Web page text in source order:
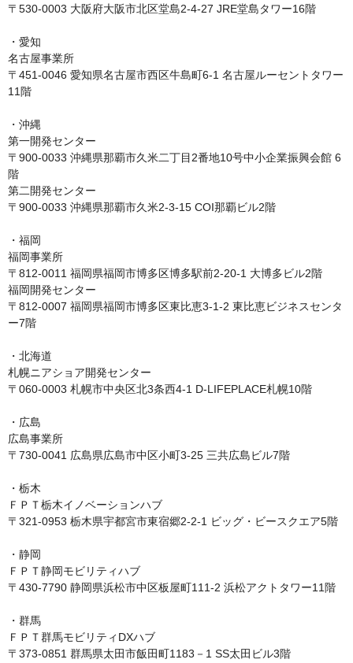
〒530-0003 大阪府大阪市北区堂島2-4-27 JRE堂島タワー16階
・愛知
名古屋事業所
〒451-0046 愛知県名古屋市西区牛島町6-1 名古屋ルーセントタワー
11階
・沖縄
第一開発センター
〒900-0033 沖縄県那覇市久米二丁目2番地10号中小企業振興会館 6
階
第二開発センター
〒900-0033 沖縄県那覇市久米2-3-15 COI那覇ビル2階
・福岡
福岡事業所
〒812-0011 福岡県福岡市博多区博多駅前2-20-1 大博多ビル2階
福岡開発センター
〒812-0007 福岡県福岡市博多区東比恵3-1-2 東比恵ビジネスセンタ
ー7階
・北海道
札幌ニアショア開発センター
〒060-0003 札幌市中央区北3条西4-1 D-LIFEPLACE札幌10階
・広島
広島事業所
〒730-0041 広島県広島市中区小町3-25 三共広島ビル7階
・栃木
ＦＰＴ栃木イノベーションハブ
〒321-0953 栃木県宇都宮市東宿郷2-2-1 ビッグ・ビースクエア5階
・静岡
ＦＰＴ静岡モビリティハブ
〒430-7790 静岡県浜松市中区板屋町111-2 浜松アクトタワー11階
・群馬
ＦＰＴ群馬モビリティDXハブ